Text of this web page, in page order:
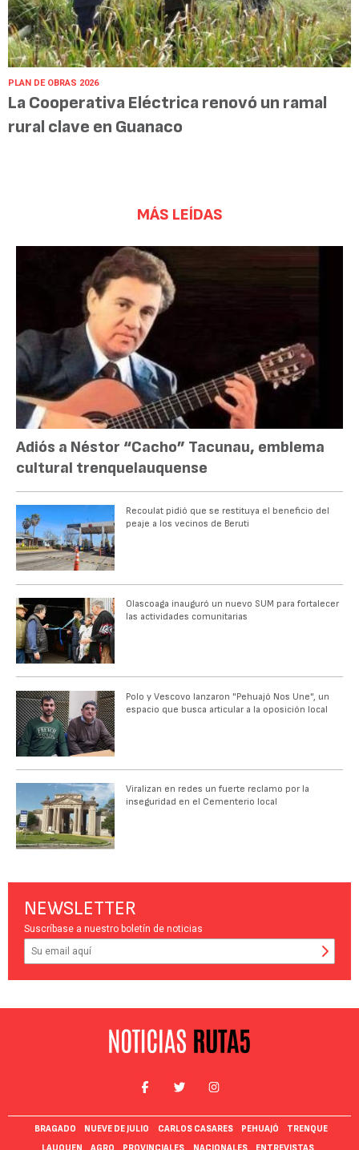
PLAN DE OBRAS 2026
La Cooperativa Eléctrica renovó un ramal
rural clave en Guanaco
MÁS LEÍDAS
Adiós a Néstor “Cacho” Tacunau, emblema
cultural trenquelauquense
Recoulat pidió que se restituya el beneficio del
peaje a los vecinos de Beruti
Olascoaga inauguró un nuevo SUM para fortalecer
las actividades comunitarias
Polo y Vescovo lanzaron "Pehuajó Nos Une", un
espacio que busca articular a la oposición local
Viralizan en redes un fuerte reclamo por la
inseguridad en el Cementerio local
NEWSLETTER
Suscríbase a nuestro boletín de noticias
BRAGADO NUEVE DE JULIO CARLOS CASARES PEHUAJÓ
TRENQUE